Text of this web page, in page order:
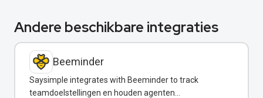
Andere beschikbare integraties
Beeminder
Saysimple integrates with Beeminder to track
teamdoelstellingen en houden agenten